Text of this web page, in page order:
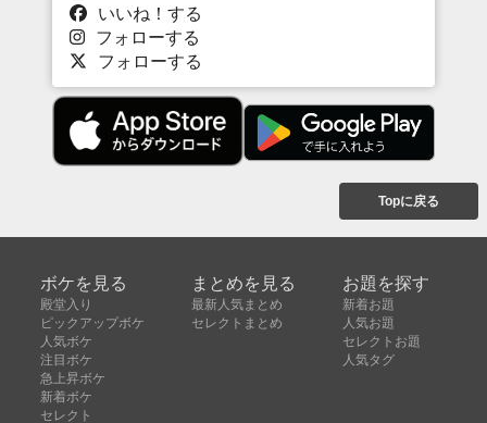
いいね！する
フォローする
フォローする
Topに戻る
ボケを見る
殿堂入り
ピックアップボケ
人気ボケ
注目ボケ
急上昇ボケ
新着ボケ
セレクト
まとめを見る
最新人気まとめ
セレクトまとめ
お題を探す
新着お題
人気お題
セレクトお題
人気タグ